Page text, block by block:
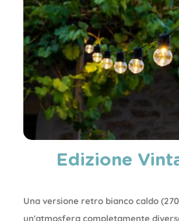
Edizione
Una versione retro bianco caldo
un'atmosfera completamente